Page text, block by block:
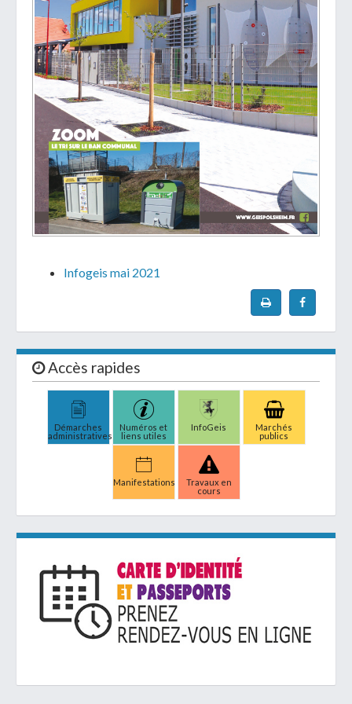
Infogeis mai 2021
Accès rapides
Démarches
administratives
Numéros et
liens utiles
InfoGeis
Marchés
publics
Manifestations
Travaux en
cours